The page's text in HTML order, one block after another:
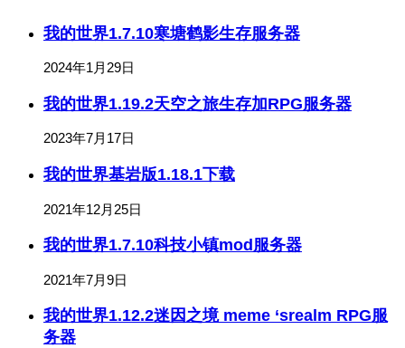
我的世界1.7.10寒塘鹤影生存服务器
2024年1月29日
我的世界1.19.2天空之旅生存加RPG服务器
2023年7月17日
我的世界基岩版1.18.1下载
2021年12月25日
我的世界1.7.10科技小镇mod服务器
2021年7月9日
我的世界1.12.2迷因之境 meme ‘srealm RPG服
务器